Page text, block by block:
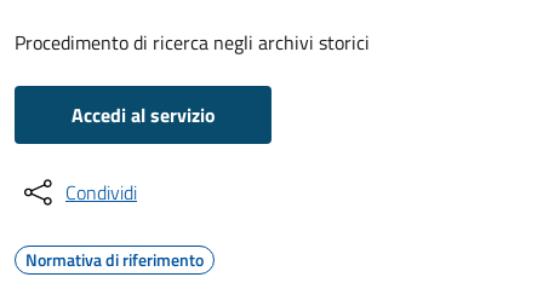
Procedimento di ricerca negli archivi storici
Accedi al servizio
Condividi
Normativa di riferimento